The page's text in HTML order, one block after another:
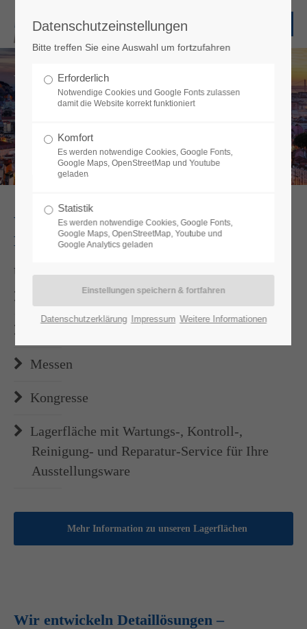
We move your show!
Wir sind der Logistik-Experte für Ihren
Event – weltweit und individuell.
Unsere Schwerpunkte:
Markenpräsentationen
Messen
Kongresse
Lagerfläche mit Wartungs-, Kontroll-,
Reinigung- und Reparatur-Service für Ihre
Ausstellungsware
Mehr Information zu unseren Lagerflächen
Wir entwickeln Detaillösungen –
Datenschutzeinstellungen
Bitte treffen Sie eine Auswahl um fortzufahren
Erforderlich
Notwendige Cookies und Google Fonts zulassen
damit die Website korrekt funktioniert
Komfort
Es werden notwendige Cookies, Google Fonts,
Google Maps, OpenStreetMap und Youtube
geladen
Statistik
Es werden notwendige Cookies, Google Fonts,
Google Maps, OpenStreetMap, Youtube und
Google Analytics geladen
Datenschutzerklärung Impressum Weitere Informationen